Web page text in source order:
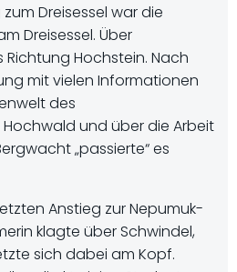
Dreisessel war die
Dreisessel. Über
Hochstein. Nach
mit vielen Informationen
des
und über die Arbeit
„passierte“ es
Anstieg zur Nepumuk-
klagte über Schwindel,
sich dabei am Kopf.